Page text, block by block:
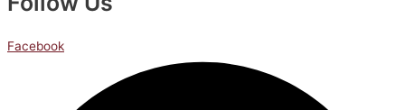
Facebook